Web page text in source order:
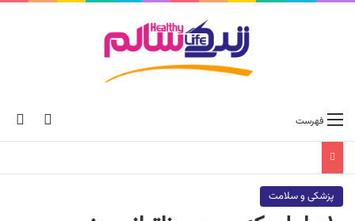
skin فهرست
پزشکی و سلامت